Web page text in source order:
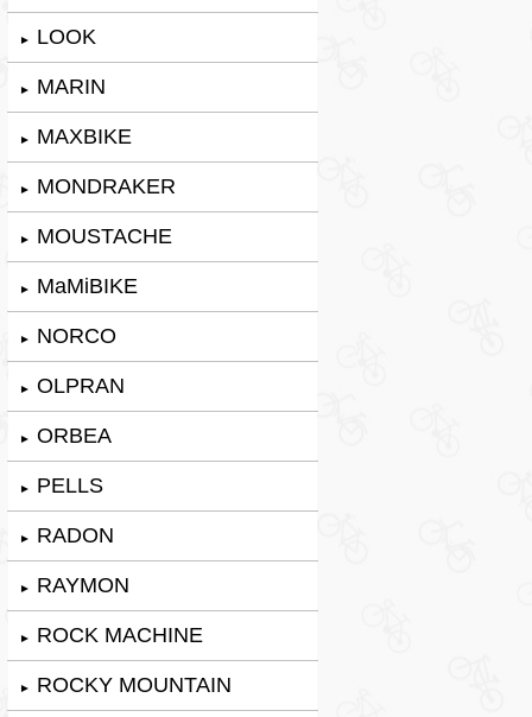
► LOOK
► MARIN
► MAXBIKE
► MONDRAKER
► MOUSTACHE
► MaMiBIKE
► NORCO
► OLPRAN
► ORBEA
► PELLS
► RADON
► RAYMON
► ROCK MACHINE
► ROCKY MOUNTAIN